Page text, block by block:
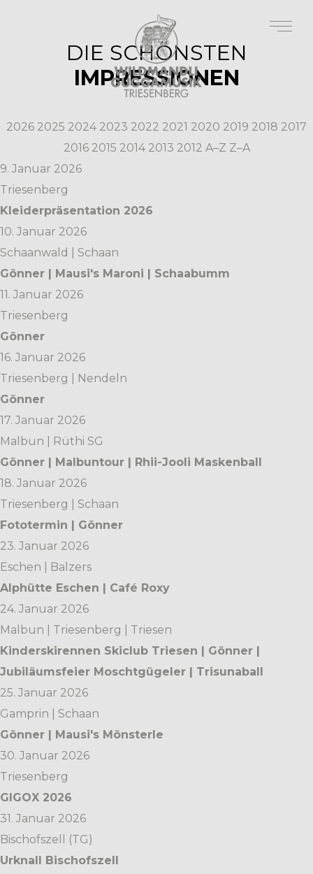
DIE SCHÖNSTEN
IMPRESSIONEN
2026 2025 2024 2023 2022 2021 2020 2019 2018 2017
2016 2015 2014 2013 2012 A–Z Z–A
9. Januar 2026
Triesenberg
Kleiderpräsentation 2026
10. Januar 2026
Schaanwald | Schaan
Gönner | Mausi's Maroni | Schaabumm
11. Januar 2026
Triesenberg
Gönner
16. Januar 2026
Triesenberg | Nendeln
Gönner
17. Januar 2026
Malbun | Rüthi SG
Gönner | Malbuntour | Rhii-Jooli Maskenball
18. Januar 2026
Triesenberg | Schaan
Fototermin | Gönner
23. Januar 2026
Eschen | Balzers
Alphütte Eschen | Café Roxy
24. Januar 2026
Malbun | Triesenberg | Triesen
Kinderskirennen Skiclub Triesen | Gönner |
Jubiläumsfeier Moschtgügeler | Trisunaball
25. Januar 2026
Gamprin | Schaan
Gönner | Mausi's Mönsterle
30. Januar 2026
Triesenberg
GIGOX 2026
31. Januar 2026
Bischofszell (TG)
Urknall Bischofszell